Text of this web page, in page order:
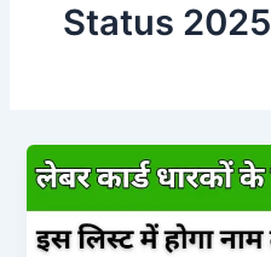
Status 2025